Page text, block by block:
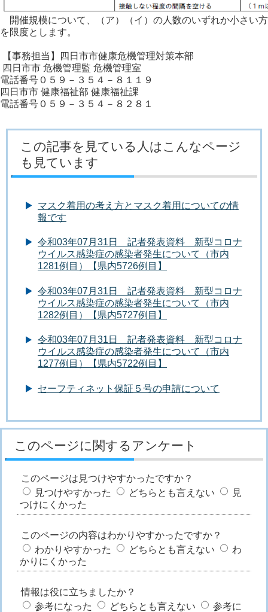
開催規模について、（ア）（イ）の人数のいずれか小さい方
を限度とします。
【事務担当】四日市市健康危機管理対策本部
四日市市 危機管理監 危機管理室
電話番号０５９－３５４－８１１９
四日市市 健康福祉部 健康福祉課
電話番号０５９－３５４－８２８１
この記事を見ている人はこんなページ
も見ています
マスク着用の考え方とマスク着用についての情
報です
令和03年07月31日 記者発表資料 新型コロナ
ウイルス感染症の感染者発生について（市内
1281例目）【県内5726例目】
令和03年07月31日 記者発表資料 新型コロナ
ウイルス感染症の感染者発生について（市内
1282例目）【県内5727例目】
令和03年07月31日 記者発表資料 新型コロナ
ウイルス感染症の感染者発生について（市内
1277例目）【県内5722例目】
セーフティネット保証５号の申請について
このページに関するアンケート
このページは見つけやすかったですか？
見つけやすかった
どちらとも言えない
見
つけにくかった
このページの内容はわかりやすかったですか？
わかりやすかった
どちらとも言えない
わ
かりにくかった
情報は役に立ちましたか？
参考になった
どちらとも言えない
参考に